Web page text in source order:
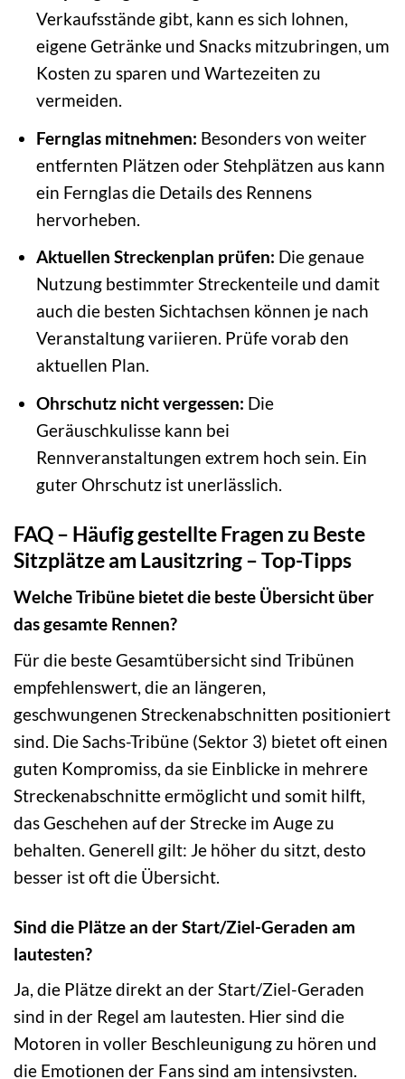
Verkaufsstände gibt, kann es sich lohnen,
eigene Getränke und Snacks mitzubringen, um
Kosten zu sparen und Wartezeiten zu
vermeiden.
Fernglas mitnehmen: Besonders von weiter
entfernten Plätzen oder Stehplätzen aus kann
ein Fernglas die Details des Rennens
hervorheben.
Aktuellen Streckenplan prüfen: Die genaue
Nutzung bestimmter Streckenteile und damit
auch die besten Sichtachsen können je nach
Veranstaltung variieren. Prüfe vorab den
aktuellen Plan.
Ohrschutz nicht vergessen: Die
Geräuschkulisse kann bei
Rennveranstaltungen extrem hoch sein. Ein
guter Ohrschutz ist unerlässlich.
FAQ – Häufig gestellte Fragen zu Beste
Sitzplätze am Lausitzring – Top-Tipps
Welche Tribüne bietet die beste Übersicht über
das gesamte Rennen?
Für die beste Gesamtübersicht sind Tribünen
empfehlenswert, die an längeren,
geschwungenen Streckenabschnitten positioniert
sind. Die Sachs-Tribüne (Sektor 3) bietet oft einen
guten Kompromiss, da sie Einblicke in mehrere
Streckenabschnitte ermöglicht und somit hilft,
das Geschehen auf der Strecke im Auge zu
behalten. Generell gilt: Je höher du sitzt, desto
besser ist oft die Übersicht.
Sind die Plätze an der Start/Ziel-Geraden am
lautesten?
Ja, die Plätze direkt an der Start/Ziel-Geraden
sind in der Regel am lautesten. Hier sind die
Motoren in voller Beschleunigung zu hören und
die Emotionen der Fans sind am intensivsten.